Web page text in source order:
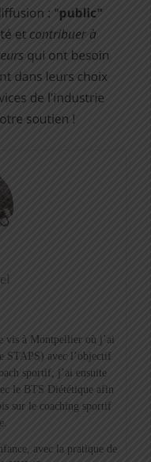
vis à Montpellier où j’ai
STAPS) avec l’objectif
sportif, j’ai ensuite
le BTS Diététique afin
sur le coaching sportif
avec la pratique de